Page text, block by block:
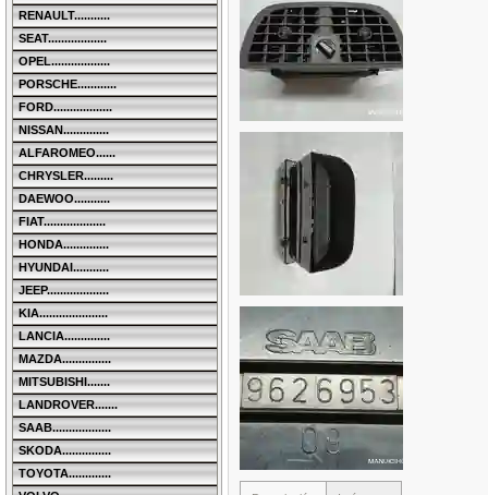
RENAULT...........
SEAT..................
OPEL..................
PORSCHE............
FORD..................
NISSAN..............
ALFAROMEO......
CHRYSLER.........
DAEWOO...........
FIAT...................
HONDA..............
HYUNDAI...........
JEEP...................
KIA.....................
LANCIA..............
MAZDA...............
MITSUBISHI.......
LANDROVER.......
SAAB..................
SKODA...............
TOYOTA.............